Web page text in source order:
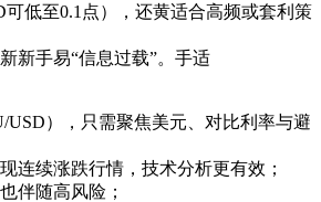
可低至0.1点），还黄适合高频或套利策
新手易“信息过载”。手适
USD），只需聚焦美元、对比利率与避
连续涨跌行情，技术分析更有效；
伴随高风险；